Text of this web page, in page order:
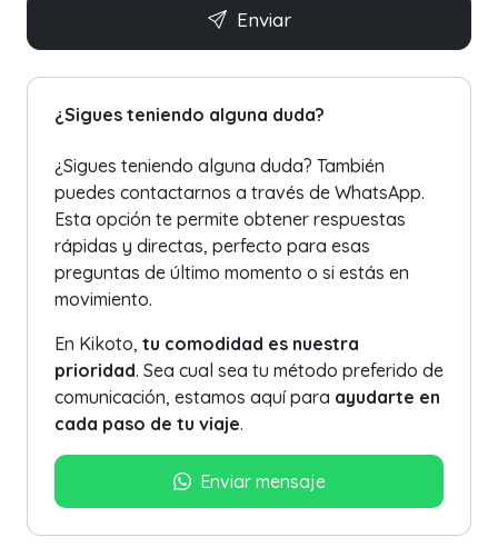
Enviar
¿Sigues teniendo alguna duda?
¿Sigues teniendo alguna duda? También
puedes contactarnos a través de WhatsApp.
Esta opción te permite obtener respuestas
rápidas y directas, perfecto para esas
preguntas de último momento o si estás en
movimiento.
En Kikoto, tu comodidad es nuestra
prioridad. Sea cual sea tu método preferido de
comunicación, estamos aquí para ayudarte en
cada paso de tu viaje.
Enviar mensaje